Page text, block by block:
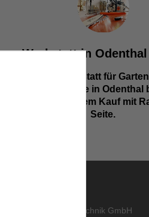
Werkstatt in
Unsere Fachwerkstatt für
Landtechnik- Geräte in Odenthal
Ihnen auch nach dem Kauf mit
Seite.
ORTH Landtechnik GmbH